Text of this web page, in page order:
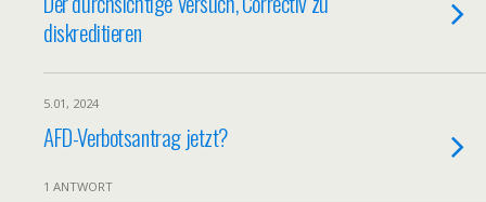
diskreditieren
5.01, 2024
AFD-Verbotsantrag jetzt?
1 ANTWORT